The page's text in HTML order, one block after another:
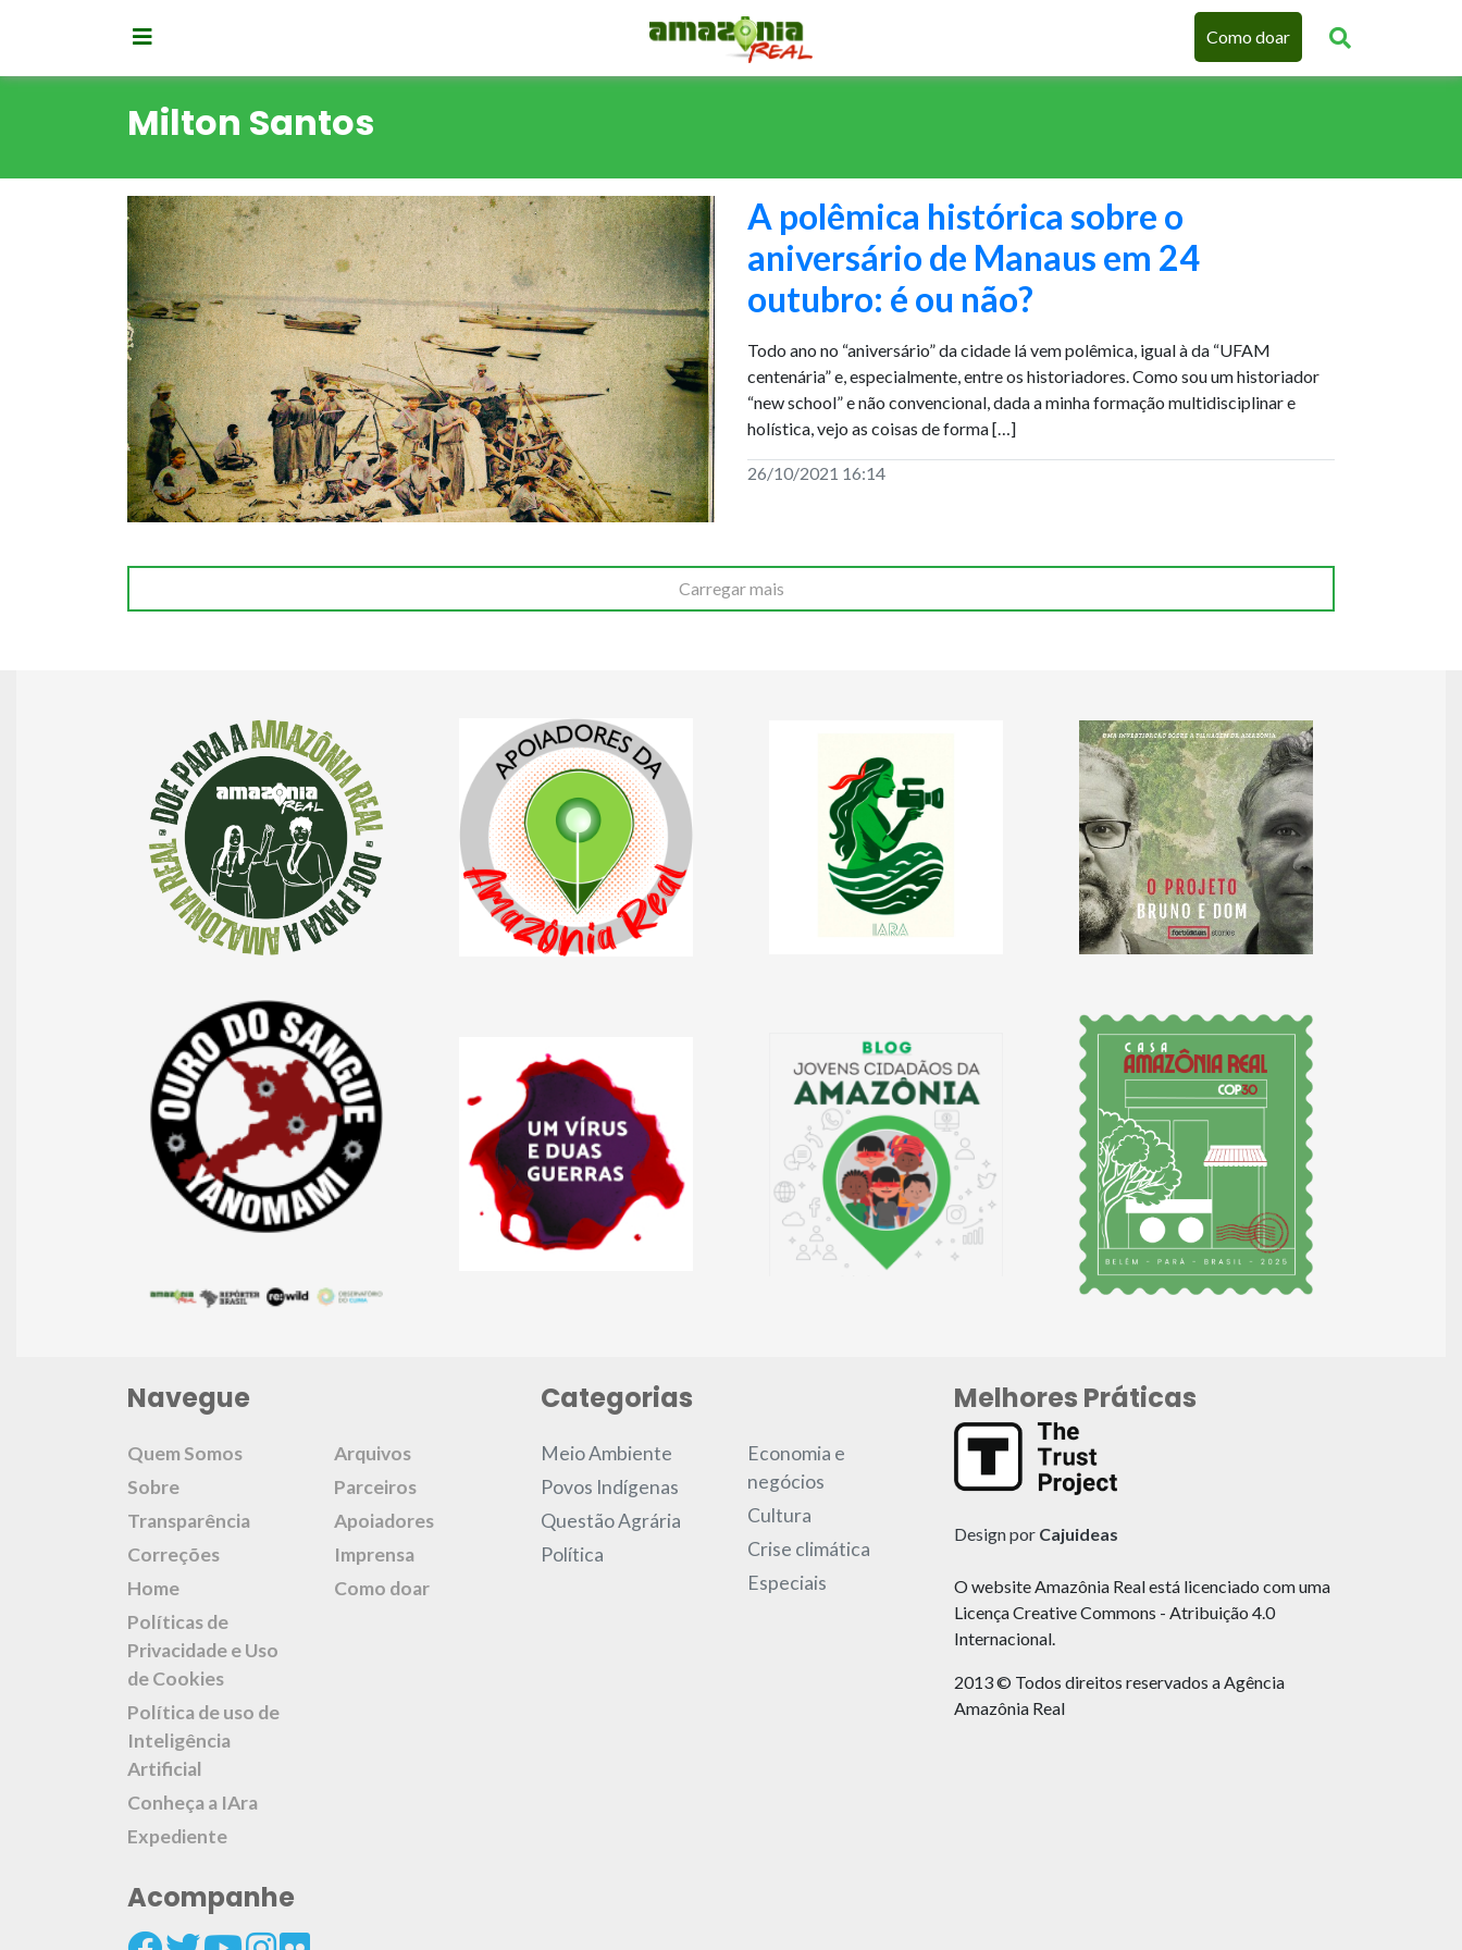
Como doar
Milton Santos
A polêmica histórica sobre o
aniversário de Manaus em 24
outubro: é ou não?
Todo ano no “aniversário” da cidade lá vem polêmica, igual à da “UFAM
centenária” e, especialmente, entre os historiadores. Como sou um historiador
“new school” e não convencional, dada a minha formação multidisciplinar e
holística, vejo as coisas de forma […]
26/10/2021 16:14
Carregar mais
Navegue
Quem Somos
Sobre
Transparência
Correções
Home
Políticas de
Privacidade e Uso
de Cookies
Política de uso de
Inteligência
Artificial
Conheça a IAra
Expediente
Arquivos
Parceiros
Apoiadores
Imprensa
Como doar
Acompanhe
Categorias
Meio Ambiente
Povos Indígenas
Questão Agrária
Política
Economia e
negócios
Cultura
Crise climática
Especiais
Melhores Práticas
Design por Cajuideas
O website Amazônia Real está licenciado com uma
Licença Creative Commons - Atribuição 4.0
Internacional.
2013 © Todos direitos reservados a Agência
Amazônia Real